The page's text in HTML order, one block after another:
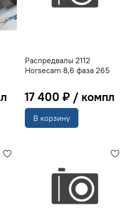
Распредвалы 2112
Horsecam 8,6 фаза 265
17 400 ₽
В корзину